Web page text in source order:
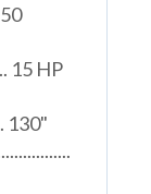
15 HP
130"